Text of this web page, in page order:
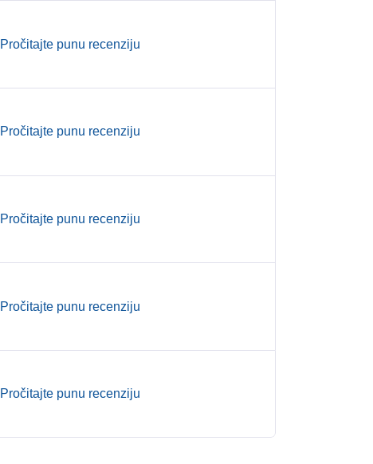
Pročitajte punu recenziju
Pročitajte punu recenziju
Pročitajte punu recenziju
Pročitajte punu recenziju
Pročitajte punu recenziju